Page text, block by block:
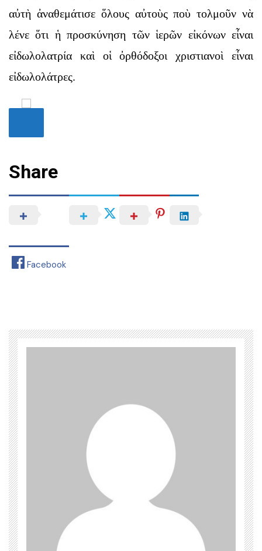
αὐτὴ ἀναθεμάτισε ὅλους αὐτοὺς ποὺ τολμοῦν νὰ
λένε ὅτι ἡ προσκύνηση τῶν ἱερῶν εἰκόνων εἶναι
εἰδωλολατρία καὶ οἱ ὀρθόδοξοι χριστιανοὶ εἶναι
εἰδωλολάτρες.
Share
Facebook